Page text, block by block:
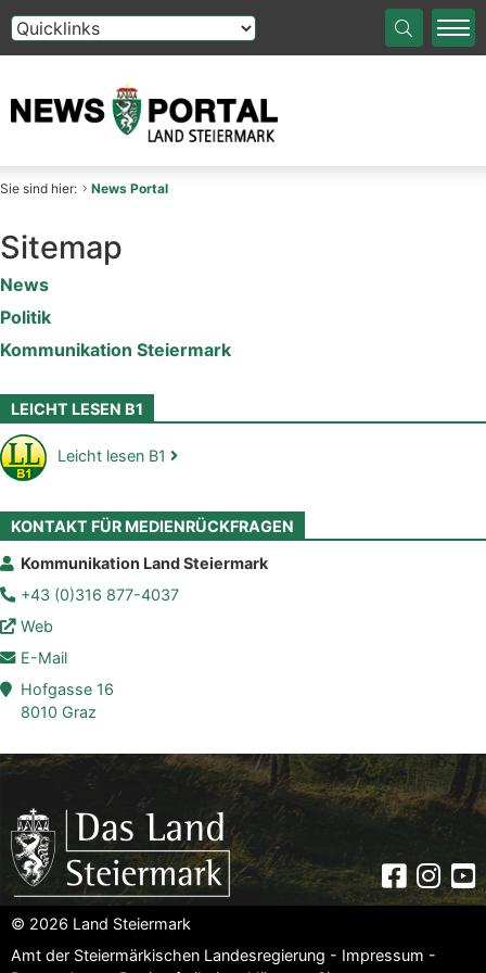
Die Auswahl einer Option im Select-Element führt auf
Sie sind hier: News Portal
Sitemap
News
Politik
Kommunikation Steiermark
LEICHT LESEN B1
Leicht lesen B1
KONTAKT FÜR MEDIENRÜCKFRAGEN
Kommunikation Land Steiermark
+43 (0)316 877-4037
Web
E-Mail
Hofgasse 16
8010 Graz
© 2026 Land Steiermark
Amt der Steiermärkischen Landesregierung - Impressum -